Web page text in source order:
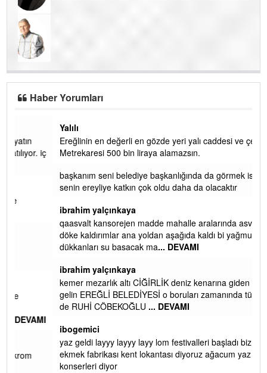
Haber Yorumları
Ereğlinin en değerli en gözde yeri yalı caddesi ve çevresidir.
Metrekaresi 500 bin liraya alamazsın.
başkanım seni belediye başkanlığında da görmek isteriz
senin ereyliye katkın çok oldu daha da olacaktır
ibrahim yalçınkaya
qaasvalt kansorejen madde mahalle aralarında asvalt döke
döke kaldırımlar ana yoldan aşağıda kaldı bi yağmurda
dükkanları su basacak ma... DEVAMI
ibrahim yalçınkaya
kemer mezarlık altı CİĞİRLİK deniz kenarına giden yola
gelin EREĞLİ BELEDİYESİ o boruları zamanında tüm ereğli
de RUHİ CÖBEKOĞLU... DEVAMI
ibogemici
yaz geldi layyy layyy layy lom festivalleri başladı biz halk
ekmek fabrikası kent lokantası diyoruz ağacum yaz
konserleri diyor